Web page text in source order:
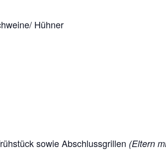
Hühner
sowie Abschlussgrillen (Eltern